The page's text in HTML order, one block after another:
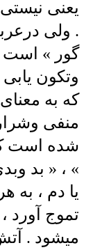
یعنی
. ولی
گور » است
که به
منفی
شده است
» ، « بد
یا دم ، به
تموج آورد
میشود .